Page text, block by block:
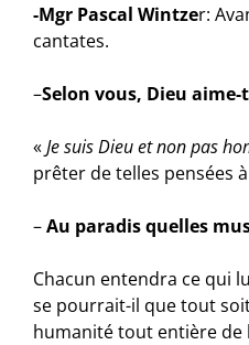
-Mgr Pascal Wintzer:
cantates.
–Selon vous, Dieu
«Je suis Dieu et non pas
prêter de telles pensées
–Au paradis quelles
Chacun entendra ce qui
se pourrait-il que tout
humanité tout entière de